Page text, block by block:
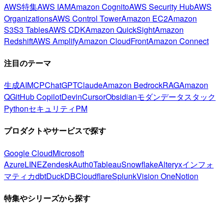
AWS特集AWS IAMAmazon CognitoAWS Security HubAWS
OrganizationsAWS Control TowerAmazon EC2Amazon
S3S3 TablesAWS CDKAmazon QuickSightAmazon
RedshiftAWS AmplifyAmazon CloudFrontAmazon Connect
注目のテーマ
生成AIMCPChatGPTClaudeAmazon BedrockRAGAmazon
QGitHub CopilotDevinCursorObsidianモダンデータスタック
PythonセキュリティPM
プロダクトやサービスで探す
Google CloudMicrosoft
AzureLINEZendeskAuth0TableauSnowflakeAlteryxインフォ
マティカdbtDuckDBCloudflareSplunkVision OneNotion
特集やシリーズから探す